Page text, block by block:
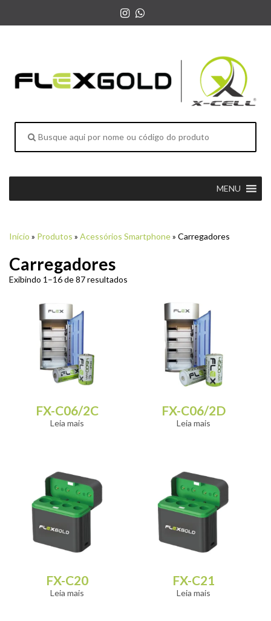
MENU
Início » Produtos » Acessórios Smartphone» Carregadores
Carregadores
Exibindo 1–16 de 87 resultados
FX-C06/2C
Leia mais
FX-C06/2D
Leia mais
FX-C20
Leia mais
FX-C21
Leia mais